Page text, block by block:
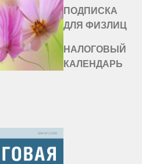
ПОДПИСКА
ДЛЯ ФИЗЛИЦ
НАЛОГОВЫЙ
КАЛЕНДАРЬ